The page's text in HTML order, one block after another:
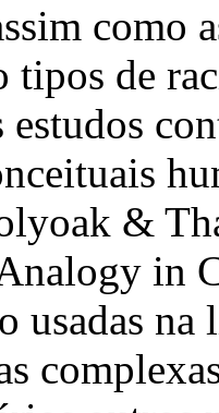
como
tipos de
&
in
usadas